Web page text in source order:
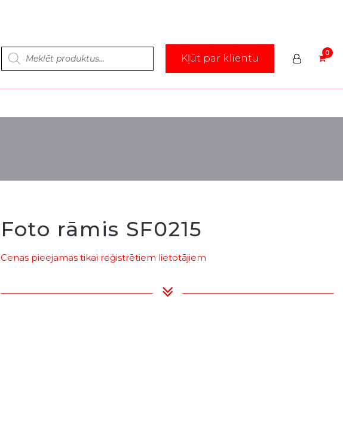
Products
search Kļūt par klientu
Foto rāmis SF0215
Cenas pieejamas tikai reģistrētiem lietotājiem